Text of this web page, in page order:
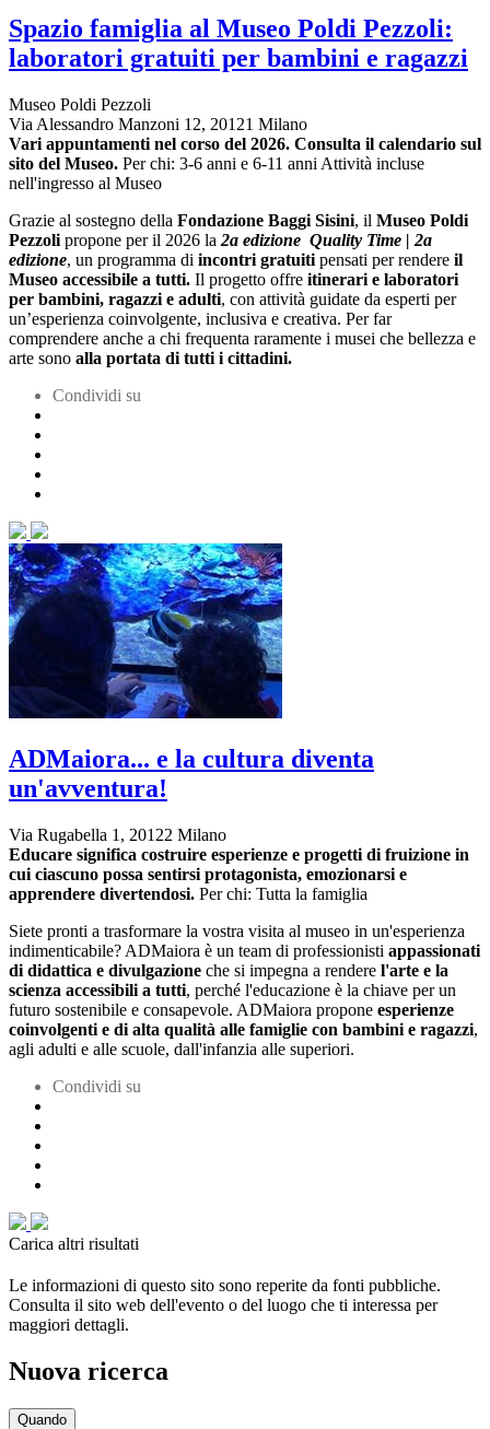
Spazio famiglia al Museo Poldi Pezzoli:
laboratori gratuiti per bambini e ragazzi
Museo Poldi Pezzoli
Via Alessandro Manzoni 12, 20121 Milano
Vari appuntamenti nel corso del 2026. Consulta il calendario sul
sito del Museo. Per chi: 3-6 anni e 6-11 anni Attività incluse
nell'ingresso al Museo
Grazie al sostegno della Fondazione Baggi Sisini, il Museo Poldi
Pezzoli propone per il 2026 la 2a edizione Quality Time | 2a
edizione, un programma di incontri gratuiti pensati per rendere il
Museo accessibile a tutti. Il progetto offre itinerari e laboratori
per bambini, ragazzi e adulti, con attività guidate da esperti per
un’esperienza coinvolgente, inclusiva e creativa. Per far
comprendere anche a chi frequenta raramente i musei che bellezza e
arte sono alla portata di tutti i cittadini.
Condividi su
ADMaiora... e la cultura diventa
un'avventura!
Via Rugabella 1, 20122 Milano
Educare significa costruire esperienze e progetti di fruizione in
cui ciascuno possa sentirsi protagonista, emozionarsi e
apprendere divertendosi. Per chi: Tutta la famiglia
Siete pronti a trasformare la vostra visita al museo in un'esperienza
indimenticabile? ADMaiora è un team di professionisti appassionati
di didattica e divulgazione che si impegna a rendere l'arte e la
scienza accessibili a tutti, perché l'educazione è la chiave per un
futuro sostenibile e consapevole. ADMaiora propone esperienze
coinvolgenti e di alta qualità alle famiglie con bambini e ragazzi,
agli adulti e alle scuole, dall'infanzia alle superiori.
Condividi su
Carica altri risultati
Le informazioni di questo sito sono reperite da fonti pubbliche.
Consulta il sito web dell'evento o del luogo che ti interessa per
maggiori dettagli.
Nuova ricerca
Quando